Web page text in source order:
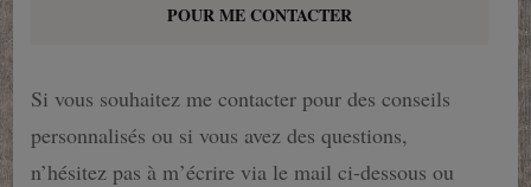
POUR ME CONTACTER
Si vous souhaitez me contacter pour des conseils
personnalisés ou si vous avez des questions,
n’hésitez pas à m’écrire via le mail ci-dessous ou